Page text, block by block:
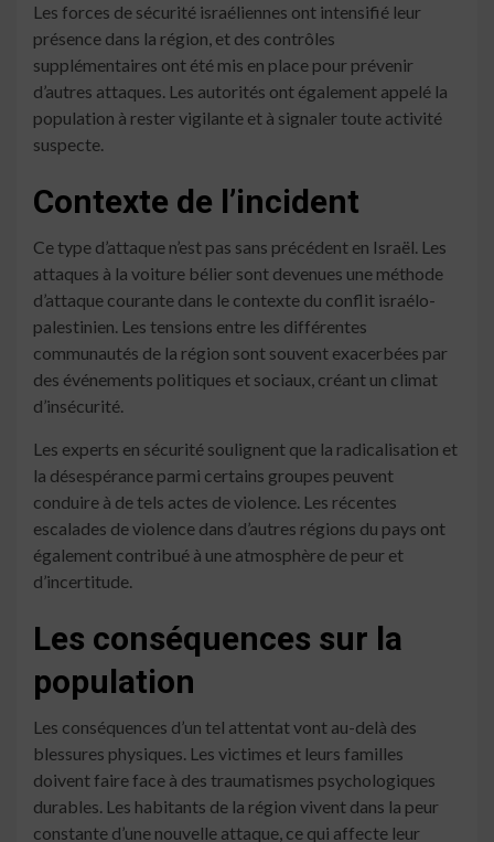
Les forces de sécurité israéliennes ont intensifié leur
présence dans la région, et des contrôles
supplémentaires ont été mis en place pour prévenir
d’autres attaques. Les autorités ont également appelé la
population à rester vigilante et à signaler toute activité
suspecte.
Contexte de l’incident
Ce type d’attaque n’est pas sans précédent en Israël. Les
attaques à la voiture bélier sont devenues une méthode
d’attaque courante dans le contexte du conflit israélo-
palestinien. Les tensions entre les différentes
communautés de la région sont souvent exacerbées par
des événements politiques et sociaux, créant un climat
d’insécurité.
Les experts en sécurité soulignent que la radicalisation et
la désespérance parmi certains groupes peuvent
conduire à de tels actes de violence. Les récentes
escalades de violence dans d’autres régions du pays ont
également contribué à une atmosphère de peur et
d’incertitude.
Les conséquences sur la
population
Les conséquences d’un tel attentat vont au-delà des
blessures physiques. Les victimes et leurs familles
doivent faire face à des traumatismes psychologiques
durables. Les habitants de la région vivent dans la peur
constante d’une nouvelle attaque, ce qui affecte leur